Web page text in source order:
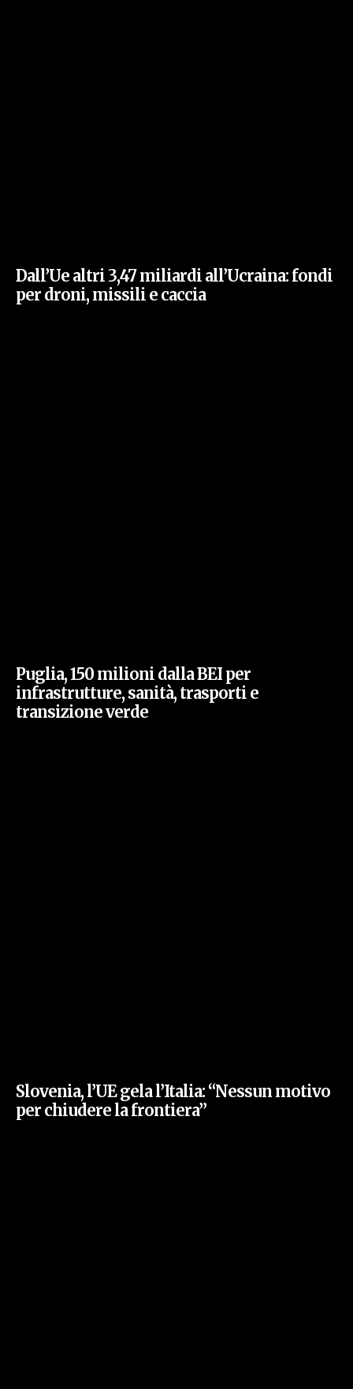
Dall’Ue altri 3,47 miliardi all’Ucraina: fondi
per droni, missili e caccia
Puglia, 150 milioni dalla BEI per
infrastrutture, sanità, trasporti e
transizione verde
Slovenia, l’UE gela l’Italia: “Nessun motivo
per chiudere la frontiera”